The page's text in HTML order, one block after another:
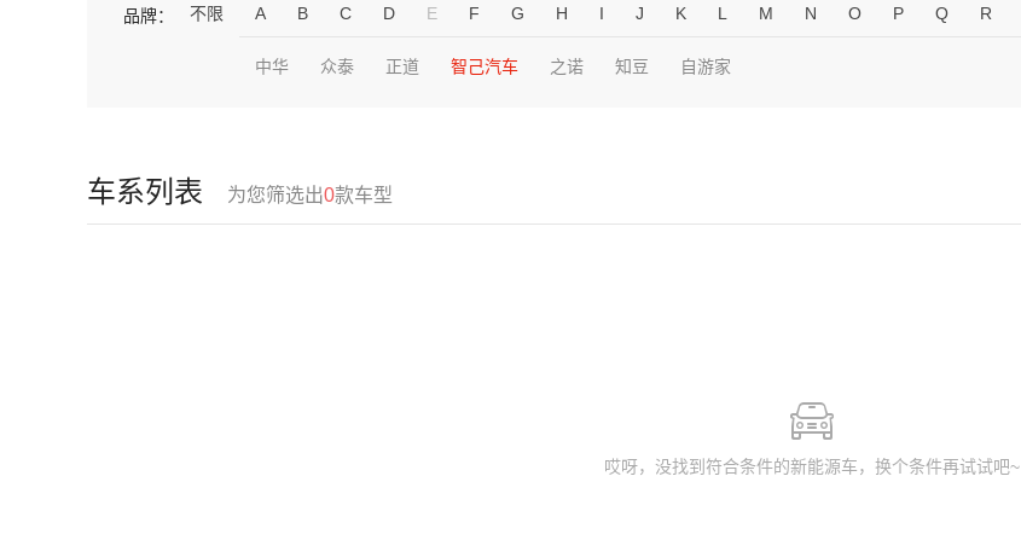
品牌： 不限 A B C D E F G H I J K L M N O P Q R
中华 众泰 正道 智己汽车 之诺 知豆 自游家
车系列表 为您筛选出0款车型
哎呀，没找到符合条件的新能源车，换个条件再试试吧~